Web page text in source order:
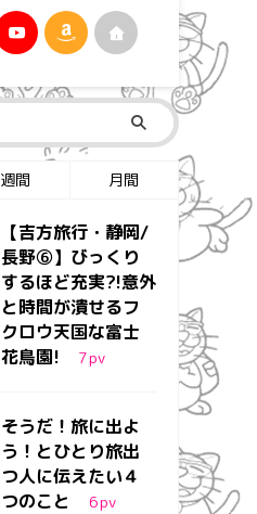
週間 月間
【吉方旅行・静岡/
長野⑥】びっくり
するほど充実?!意外
と時間が潰せるフ
クロウ天国な富士
花鳥園!
7pv
そうだ！旅に出よ
う！とひとり旅出
つ人に伝えたい４
つのこと
6pv